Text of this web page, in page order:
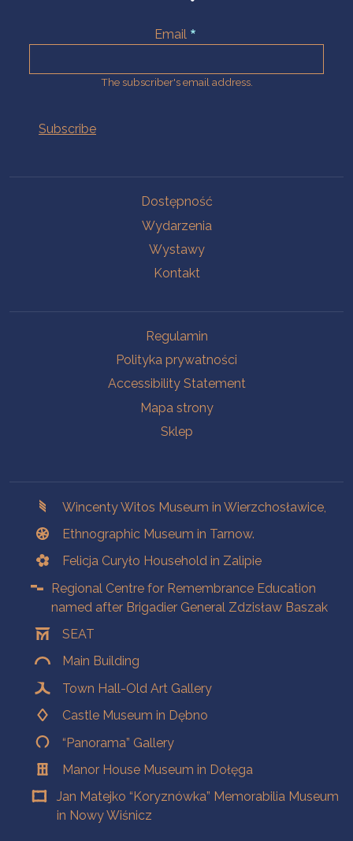
Email
The subscriber's email address.
Dostępność
Wydarzenia
Wystawy
Kontakt
Regulamin
Polityka prywatności
Accessibility Statement
Mapa strony
Sklep
Wincenty Witos Museum in Wierzchosławice,
Ethnographic Museum in Tarnow.
Felicja Curyło Household in Zalipie
Regional Centre for Remembrance Education
named after Brigadier General Zdzisław Baszak
SEAT
Main Building
Town Hall-Old Art Gallery
Castle Museum in Dębno
“Panorama” Gallery
Manor House Museum in Dołęga
Jan Matejko “Koryznówka” Memorabilia Museum
in Nowy Wiśnicz